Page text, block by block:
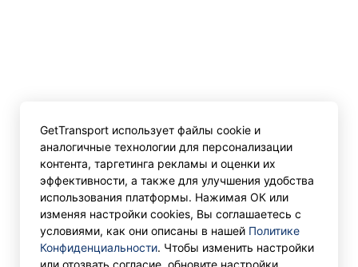
GetTransport использует файлы cookie и
аналогичные технологии для персонализации
контента, таргетинга рекламы и оценки их
эффективности, а также для улучшения удобства
использования платформы. Нажимая ОК или
изменяя настройки cookies, Вы соглашаетесь с
условиями, как они описаны в нашей Политике
Конфиденциальности. Чтобы изменить настройки
или отозвать согласие, обновите настройки